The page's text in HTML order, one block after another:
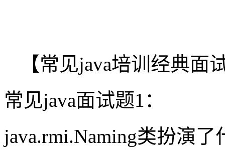
【常见java培训经典面
常见java面试题1：
java.rmi.Naming类扮演了